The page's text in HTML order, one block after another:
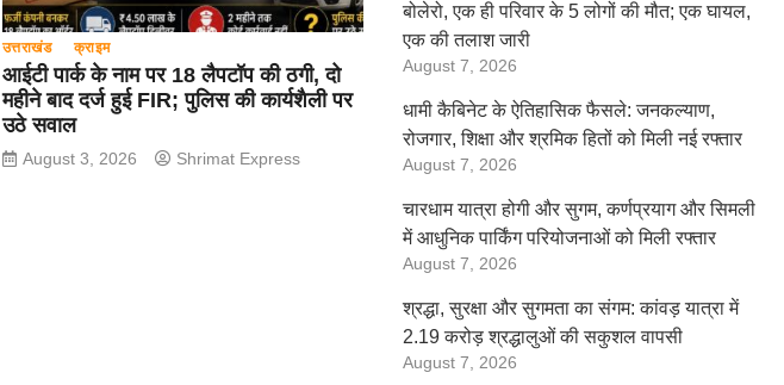
उत्तराखंड क्राइम
आईटी पार्क के नाम पर 18 लैपटॉप की ठगी, दो
महीने बाद दर्ज हुई FIR; पुलिस की कार्यशैली पर
उठे सवाल
August 3, 2026 Shrimat Express
बोलेरो, एक ही परिवार के 5 लोगों की मौत; एक घायल,
एक की तलाश जारी
August 7, 2026
धामी कैबिनेट के ऐतिहासिक फैसले: जनकल्याण,
रोजगार, शिक्षा और श्रमिक हितों को मिली नई रफ्तार
August 7, 2026
चारधाम यात्रा होगी और सुगम, कर्णप्रयाग और सिमली
में आधुनिक पार्किंग परियोजनाओं को मिली रफ्तार
August 7, 2026
श्रद्धा, सुरक्षा और सुगमता का संगम: कांवड़ यात्रा में
2.19 करोड़ श्रद्धालुओं की सकुशल वापसी
August 7, 2026